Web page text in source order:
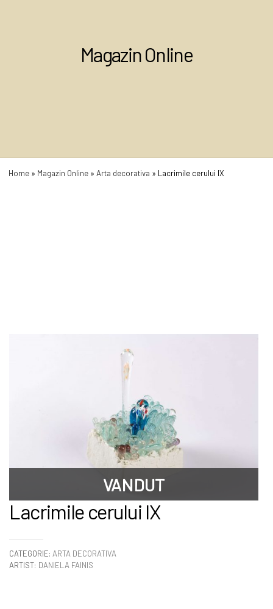
Magazin Online
Home » Magazin Online » Arta decorativa » Lacrimile cerului IX
VANDUT
Lacrimile cerului IX
CATEGORIE: ARTA DECORATIVA
ARTIST: DANIELA FAINIS